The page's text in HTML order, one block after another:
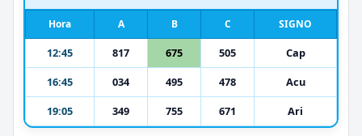
Hora A B C SIGNO
12:45 817 675 505
Cap
16:45
034 495 478
Acu
19:05
349 755 671 Ari